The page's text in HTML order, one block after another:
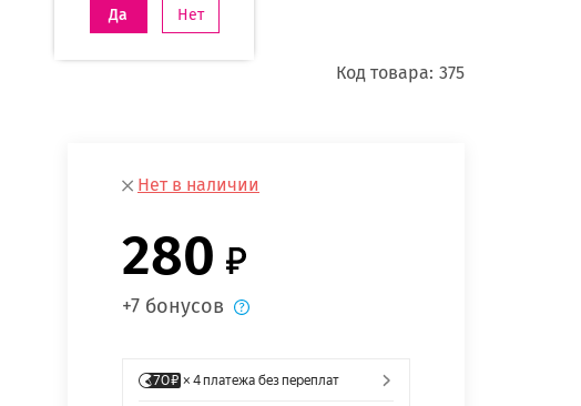
Да Нет
Код товара: 375
Нет в наличии
280
+7 бонусов